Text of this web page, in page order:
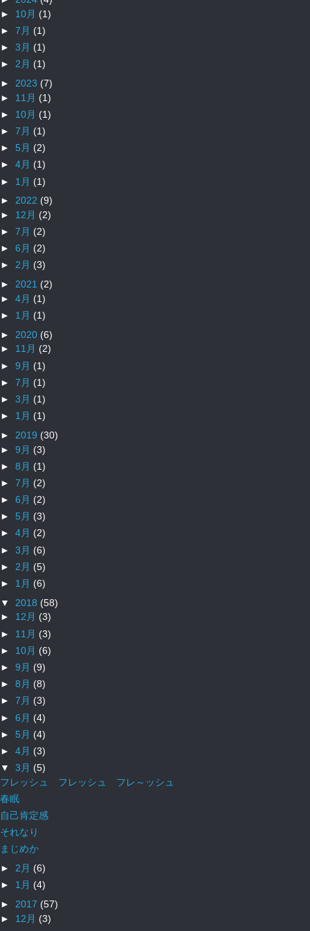
► 10月 (1)
► 7月 (1)
► 3月 (1)
► 2月 (1)
► 2023 (7)
► 11月 (1)
► 10月 (1)
► 7月 (1)
► 5月 (2)
► 4月 (1)
► 1月 (1)
► 2022 (9)
► 12月 (2)
► 7月 (2)
► 6月 (2)
► 2月 (3)
► 2021 (2)
► 4月 (1)
► 1月 (1)
► 2020 (6)
► 11月 (2)
► 9月 (1)
► 7月 (1)
► 3月 (1)
► 1月 (1)
► 2019 (30)
► 9月 (3)
► 8月 (1)
► 7月 (2)
► 6月 (2)
► 5月 (3)
► 4月 (2)
► 3月 (6)
► 2月 (5)
► 1月 (6)
▼ 2018 (58)
► 12月 (3)
► 11月 (3)
► 10月 (6)
► 9月 (9)
► 8月 (8)
► 7月 (3)
► 6月 (4)
► 5月 (4)
► 4月 (3)
▼ 3月 (5)
フレッシュ フレッシュ フレ～ッシュ
春眠
自己肯定感
それなり
まじめか
► 2月 (6)
► 1月 (4)
► 2017 (57)
► 12月 (3)